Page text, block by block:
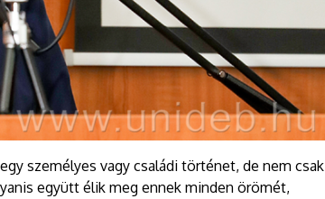
személyes vagy családi történet, de nem csak
együtt élik meg ennek minden örömét,